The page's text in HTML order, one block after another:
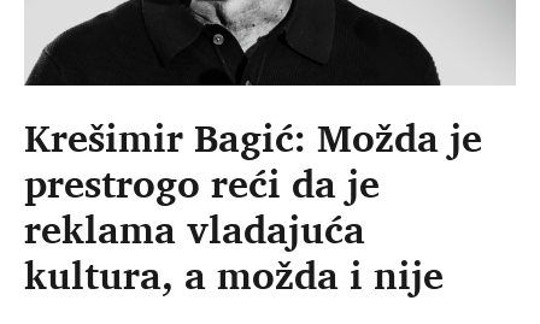
Krešimir Bagić: Možda je
prestrogo reći da je
reklama vladajuća
kultura, a možda i nije